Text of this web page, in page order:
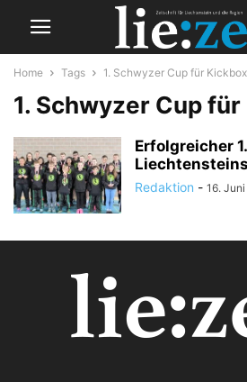
Home Tags 1. Schwyzer Cup für
1. Schwyzer Cup
Erfolgreicher
Redaktion - 16.